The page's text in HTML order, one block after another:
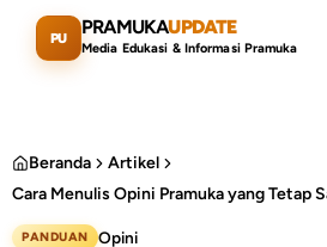
Lewati ke konten utama
PU PRAMUKAUPDATE
Media Edukasi & Informasi Pramuka
Cari artikel
Beranda
Artikel
Cara Menulis Opini Pramuka yang Tetap
PANDUAN Opini